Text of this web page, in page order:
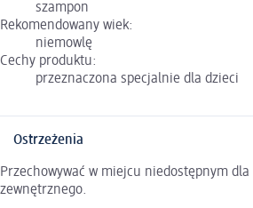
szampon
Rekomendowany wiek:
niemowlę
Cechy produktu:
przeznaczona specjalnie dla dzieci
Ostrzeżenia
Przechowywać w miejcu niedostępnym
zewnętrznego.